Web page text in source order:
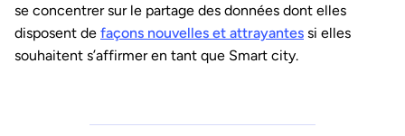
se concentrer sur le partage des données dont elles
disposent de façons nouvelles et attrayantes si elles
souhaitent s’affirmer en tant que Smart city.